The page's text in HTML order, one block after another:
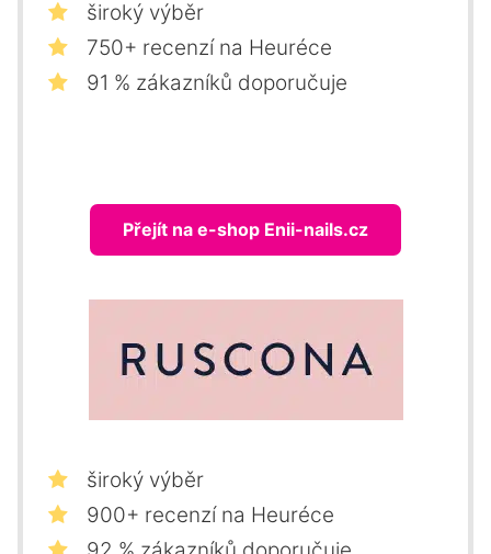
široký výběr
750+ recenzí na Heuréce
91 % zákazníků doporučuje
Přejít na e-shop Enii-nails.cz
široký výběr
900+ recenzí na Heuréce